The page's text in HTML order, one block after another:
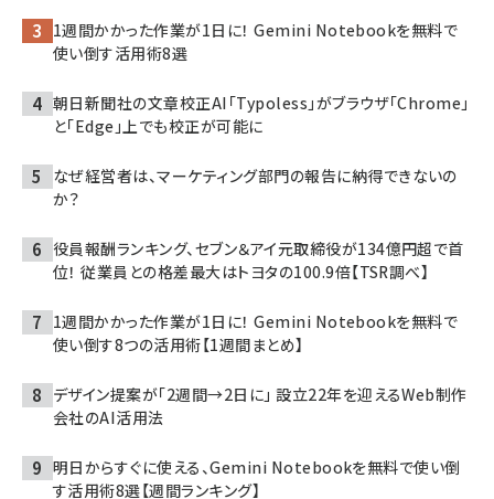
1週間かかった作業が1日に！ Gemini Notebookを無料で
使い倒す活用術8選
朝日新聞社の文章校正AI「Typoless」がブラウザ「Chrome」
と「Edge」上でも校正が可能に
なぜ経営者は、マーケティング部門の報告に納得できないの
か？
役員報酬ランキング、セブン＆アイ元取締役が134億円超で首
位！ 従業員との格差最大はトヨタの100.9倍【TSR調べ】
1週間かかった作業が1日に！ Gemini Notebookを無料で
使い倒す8つの活用術【1週間まとめ】
デザイン提案が「2週間→2日に」 設立22年を迎えるWeb制作
会社のAI活用法
明日からすぐに使える、Gemini Notebookを無料で使い倒
す活用術8選【週間ランキング】